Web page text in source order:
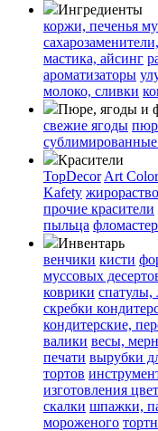
Ингредиенты
коржи, печенья
мастика, айсинг
ароматизаторы
молоко, сливки
Пюре, ягоды и
свежие ягоды
Красители
TopDecor Art Color
Kafety
прочие красители
пыльца
Инвентарь
венчики кисти
муссовых
коврики cпатулы,
скребки
кондитерские,
валики весы,
печати вырубки
тортов
изготовления
скалки шпажки,
мороженого